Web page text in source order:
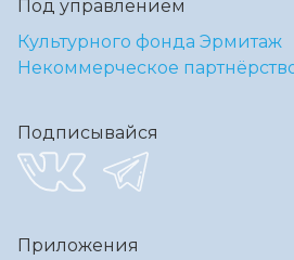
Под управлением
Культурного фонда Эрмитаж
Некоммерческое
Подписывайся
Приложения